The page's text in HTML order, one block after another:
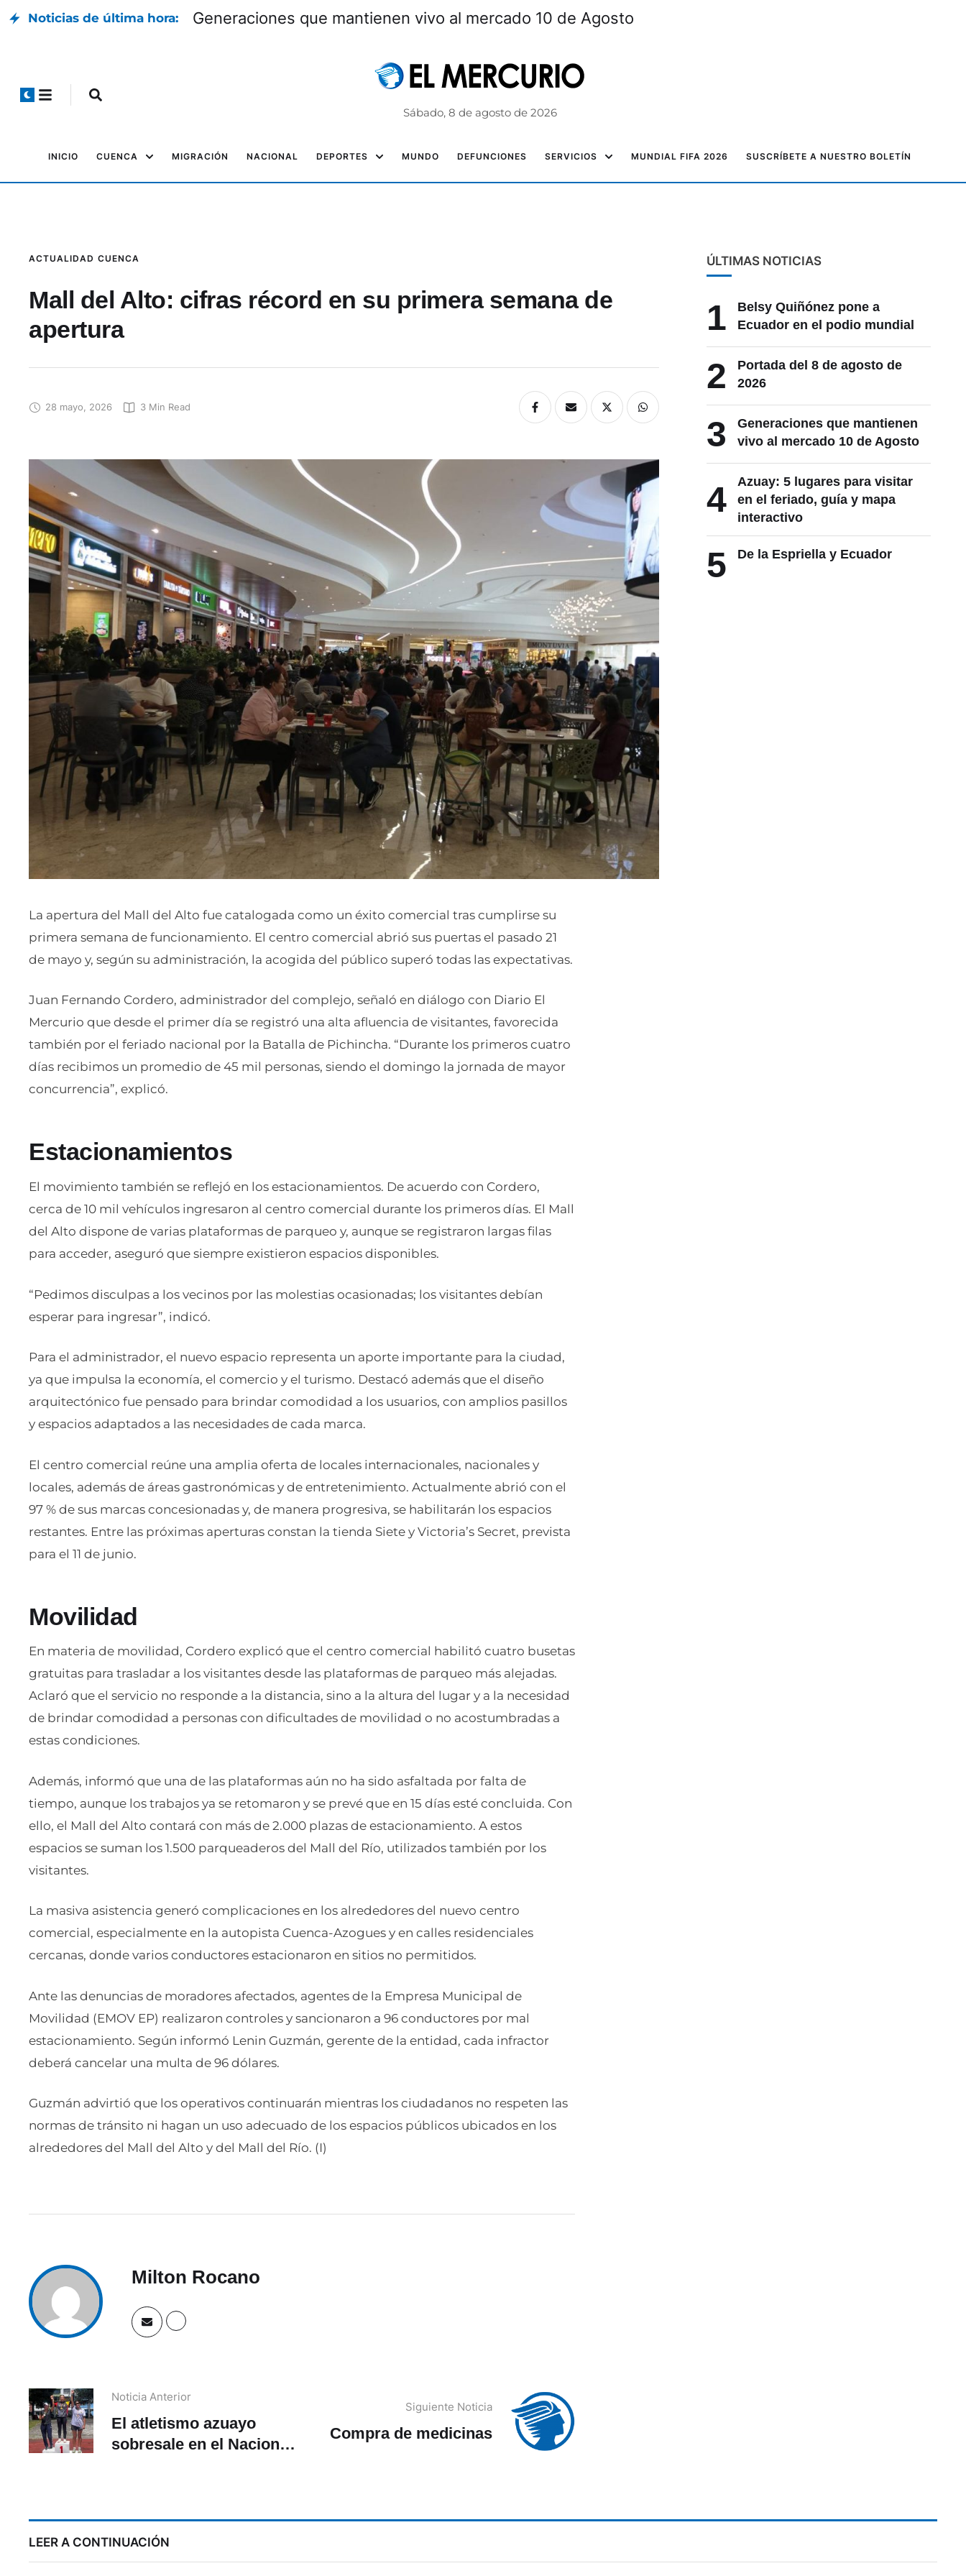
Noticias de última hora: Generaciones que mantienen vivo al mercado 10 de Agosto
Sábado, 8 de agosto de 2026
INICIO CUENCA MIGRACIÓN NACIONAL DEPORTES MUNDO DEFUNCIONES SERVICIOS MUNDIAL FIFA 2026 SUSCRÍBETE A NUESTRO BOLETÍN
ACTUALIDAD CUENCA
Mall del Alto: cifras récord en su primera semana de
apertura
28 mayo, 2026 3 Min Read
La apertura del Mall del Alto fue catalogada como un éxito comercial tras cumplirse su
primera semana de funcionamiento. El centro comercial abrió sus puertas el pasado 21
de mayo y, según su administración, la acogida del público superó todas las expectativas.
Juan Fernando Cordero, administrador del complejo, señaló en diálogo con Diario El
Mercurio que desde el primer día se registró una alta afluencia de visitantes, favorecida
también por el feriado nacional por la Batalla de Pichincha. “Durante los primeros cuatro
días recibimos un promedio de 45 mil personas, siendo el domingo la jornada de mayor
concurrencia”, explicó.
Estacionamientos
El movimiento también se reflejó en los estacionamientos. De acuerdo con Cordero,
cerca de 10 mil vehículos ingresaron al centro comercial durante los primeros días. El Mall
del Alto dispone de varias plataformas de parqueo y, aunque se registraron largas filas
para acceder, aseguró que siempre existieron espacios disponibles.
“Pedimos disculpas a los vecinos por las molestias ocasionadas; los visitantes debían
esperar para ingresar”, indicó.
Para el administrador, el nuevo espacio representa un aporte importante para la ciudad,
ya que impulsa la economía, el comercio y el turismo. Destacó además que el diseño
arquitectónico fue pensado para brindar comodidad a los usuarios, con amplios pasillos
y espacios adaptados a las necesidades de cada marca.
El centro comercial reúne una amplia oferta de locales internacionales, nacionales y
locales, además de áreas gastronómicas y de entretenimiento. Actualmente abrió con el
97 % de sus marcas concesionadas y, de manera progresiva, se habilitarán los espacios
restantes. Entre las próximas aperturas constan la tienda Siete y Victoria’s Secret, prevista
para el 11 de junio.
Movilidad
En materia de movilidad, Cordero explicó que el centro comercial habilitó cuatro busetas
gratuitas para trasladar a los visitantes desde las plataformas de parqueo más alejadas.
Aclaró que el servicio no responde a la distancia, sino a la altura del lugar y a la necesidad
de brindar comodidad a personas con dificultades de movilidad o no acostumbradas a
estas condiciones.
Además, informó que una de las plataformas aún no ha sido asfaltada por falta de
tiempo, aunque los trabajos ya se retomaron y se prevé que en 15 días esté concluida. Con
ello, el Mall del Alto contará con más de 2.000 plazas de estacionamiento. A estos
espacios se suman los 1.500 parqueaderos del Mall del Río, utilizados también por los
visitantes.
La masiva asistencia generó complicaciones en los alrededores del nuevo centro
comercial, especialmente en la autopista Cuenca-Azogues y en calles residenciales
cercanas, donde varios conductores estacionaron en sitios no permitidos.
Ante las denuncias de moradores afectados, agentes de la Empresa Municipal de
Movilidad (EMOV EP) realizaron controles y sancionaron a 96 conductores por mal
estacionamiento. Según informó Lenin Guzmán, gerente de la entidad, cada infractor
deberá cancelar una multa de 96 dólares.
Guzmán advirtió que los operativos continuarán mientras los ciudadanos no respeten las
normas de tránsito ni hagan un uso adecuado de los espacios públicos ubicados en los
alrededores del Mall del Alto y del Mall del Río. (I)
Milton Rocano
Noticia Anterior
El atletismo azuayo
sobresale en el Nacional
Siguiente Noticia
Compra de medicinas
ÚLTIMAS NOTICIAS
1
Belsy Quiñónez pone a
Ecuador en el podio mundial
2
Portada del 8 de agosto de
2026
3
Generaciones que mantienen
vivo al mercado 10 de Agosto
4
Azuay: 5 lugares para visitar
en el feriado, guía y mapa
interactivo
5 De la Espriella y Ecuador
LEER A CONTINUACIÓN